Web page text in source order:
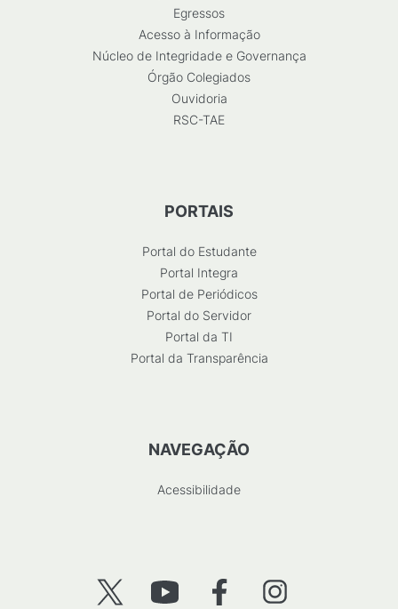
Egressos
Acesso à Informação
Núcleo de Integridade e Governança
Órgão Colegiados
Ouvidoria
RSC-TAE
PORTAIS
Portal do Estudante
Portal Integra
Portal de Periódicos
Portal do Servidor
Portal da TI
Portal da Transparência
NAVEGAÇÃO
Acessibilidade